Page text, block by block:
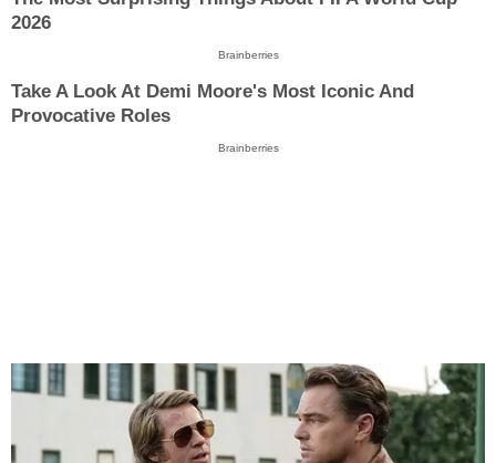
2026
Brainberries
Take A Look At Demi Moore's Most Iconic And
Provocative Roles
Brainberries